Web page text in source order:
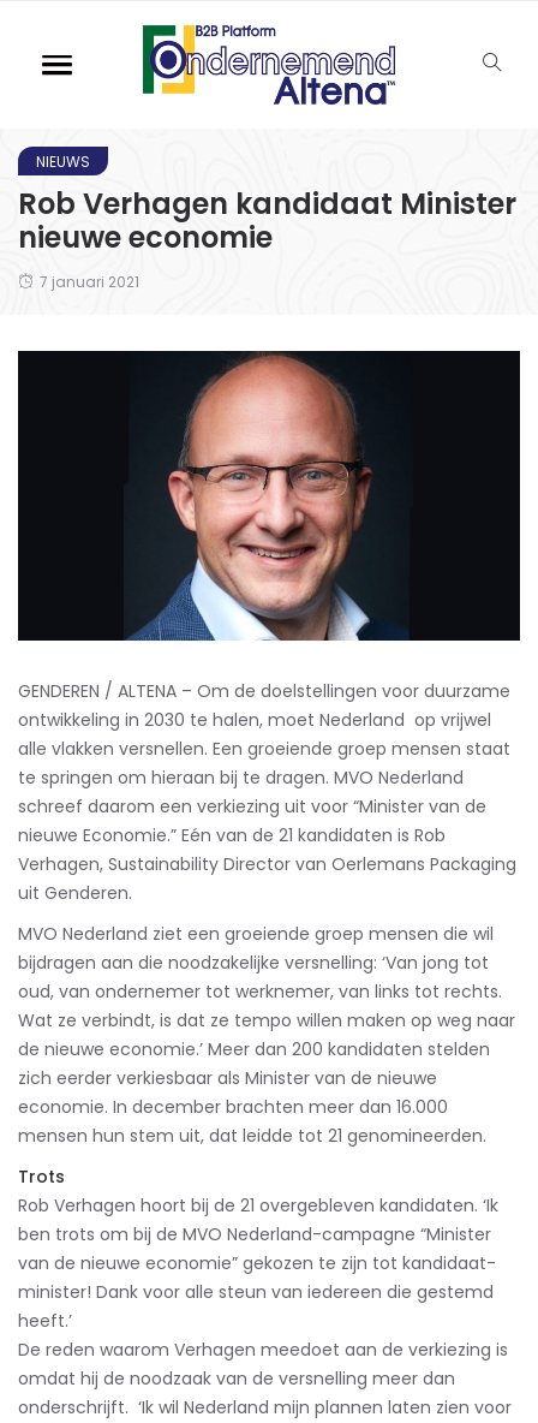
NIEUWS
Rob Verhagen kandidaat Minister
nieuwe economie
7 januari 2021
GENDEREN / ALTENA – Om de doelstellingen voor duurzame
ontwikkeling in 2030 te halen, moet Nederland op vrijwel
alle vlakken versnellen. Een groeiende groep mensen staat
te springen om hieraan bij te dragen. MVO Nederland
schreef daarom een verkiezing uit voor “Minister van de
nieuwe Economie.” Eén van de 21 kandidaten is Rob
Verhagen, Sustainability Director van Oerlemans Packaging
uit Genderen.
MVO Nederland ziet een groeiende groep mensen die wil
bijdragen aan die noodzakelijke versnelling: ‘Van jong tot
oud, van ondernemer tot werknemer, van links tot rechts.
Wat ze verbindt, is dat ze tempo willen maken op weg naar
de nieuwe economie.’ Meer dan 200 kandidaten stelden
zich eerder verkiesbaar als Minister van de nieuwe
economie. In december brachten meer dan 16.000
mensen hun stem uit, dat leidde tot 21 genomineerden.
Trots
Rob Verhagen hoort bij de 21 overgebleven kandidaten. ‘Ik
ben trots om bij de MVO Nederland-campagne “Minister
van de nieuwe economie” gekozen te zijn tot kandidaat-
minister! Dank voor alle steun van iedereen die gestemd
heeft.’
De reden waarom Verhagen meedoet aan de verkiezing is
omdat hij de noodzaak van de versnelling meer dan
onderschrijft. ‘Ik wil Nederland mijn plannen laten zien voor